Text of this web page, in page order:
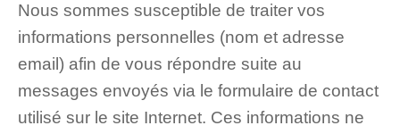
Nous sommes susceptible de traiter vos
informations personnelles (nom et adresse
email) afin de vous répondre suite au
messages envoyés via le formulaire de contact
utilisé sur le site Internet. Ces informations ne